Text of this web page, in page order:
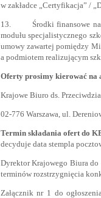
w zakładce „Certyfikacja” /
13. Środki finansowe na
modułu specjalistycznego
umowy zawartej pomiędzy
a podmiotem realizującym
Oferty prosimy kierować na
Krajowe Biuro ds.
02-776 Warszawa, ul.
Termin składania ofert do
decyduje data stempla
Dyrektor Krajowego Biura do
terminów rozstrzygnięcia
Załącznik nr 1 do